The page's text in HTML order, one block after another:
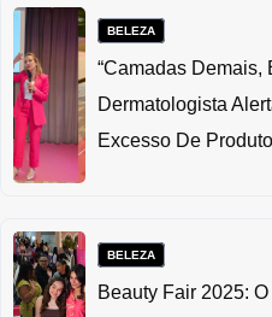
BELEZA
“Camadas Demais,
Dermatologista
Excesso De
BELEZA
Beauty Fair 2025: